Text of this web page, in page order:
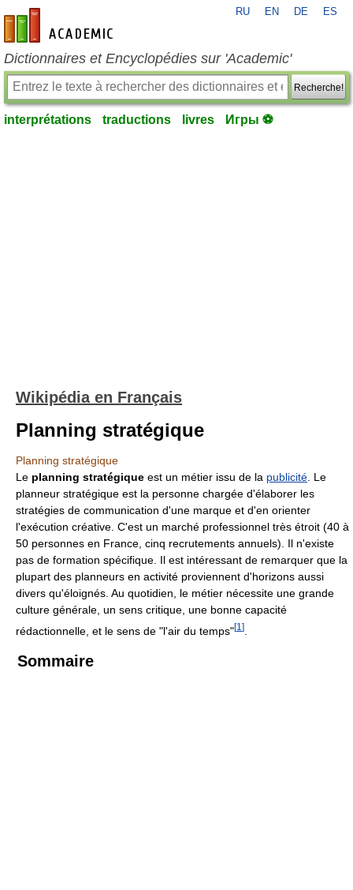
fr-academic.com
RU EN DE ES
Dictionnaires et Encyclopédies sur 'Academic'
Recherche!
interprétations traductions livres Игры ⚽
Wikipédia en Français
Planning stratégique
Planning stratégique
Le planning stratégique est un métier issu de la publicité . Le
planneur stratégique est la personne chargée d'élaborer les
stratégies de communication d'une marque et d'en orienter
l'exécution créative. C'est un marché professionnel très étroit (40 à
50 personnes en France, cinq recrutements annuels). Il n'existe
pas de formation spécifique. Il est intéressant de remarquer que la
plupart des planneurs en activité proviennent d'horizons aussi
divers qu'éloignés. Au quotidien, le métier nécessite une grande
culture générale, un sens critique, une bonne capacité
rédactionnelle, et le sens de "l'air du temps"[1 ]
Sommaire